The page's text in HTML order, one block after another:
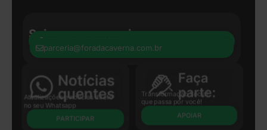
Seja nosso parceiro:
parceria@foradacaverna.com.br
Atualizações e notícias direto
no seu Whatsapp
PARTICIPAR
Transformação Social
que passa por você!
APOIAR